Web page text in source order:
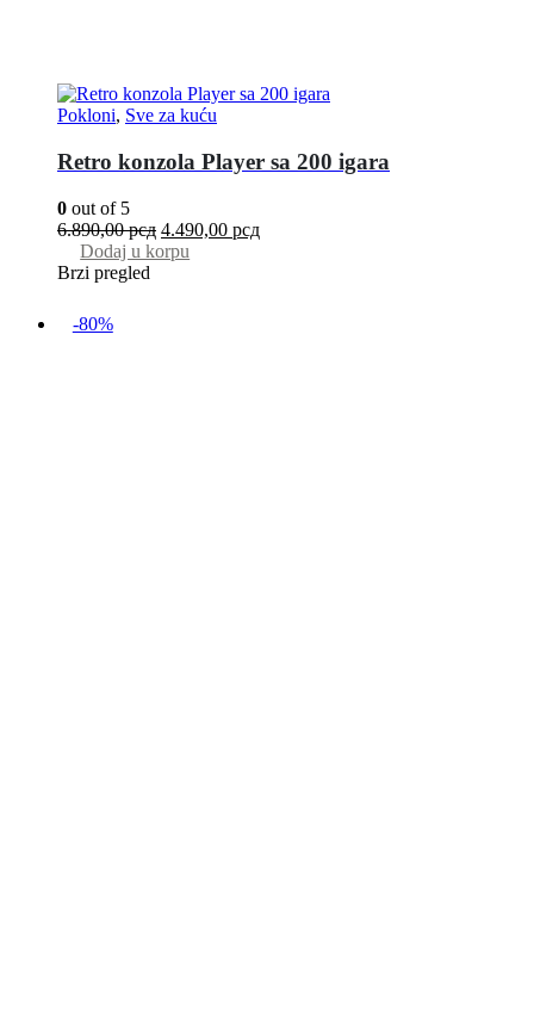
Pokloni, Sve za kuću
Retro konzola Player sa 200 igara
0 out of 5
6.890,00рсд 4.490,00 рсд
Dodaj u korpu
Brzi pregled
-80%